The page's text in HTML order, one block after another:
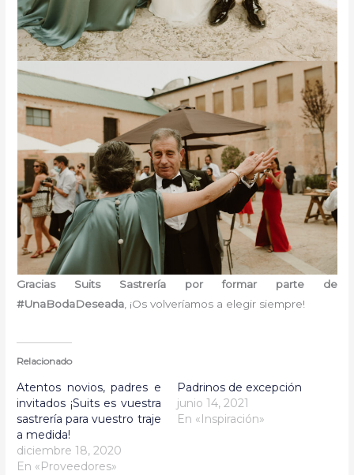
Gracias Suits Sastrería por formar parte de
#UnaBodaDeseada, ¡Os volveríamos a elegir siempre!
Relacionado
Atentos novios, padres e
invitados ¡Suits es vuestra
sastrería para vuestro traje
a medida!
diciembre 18, 2020
En «Proveedores»
Padrinos de excepción
junio 14, 2021
En «Inspiración»